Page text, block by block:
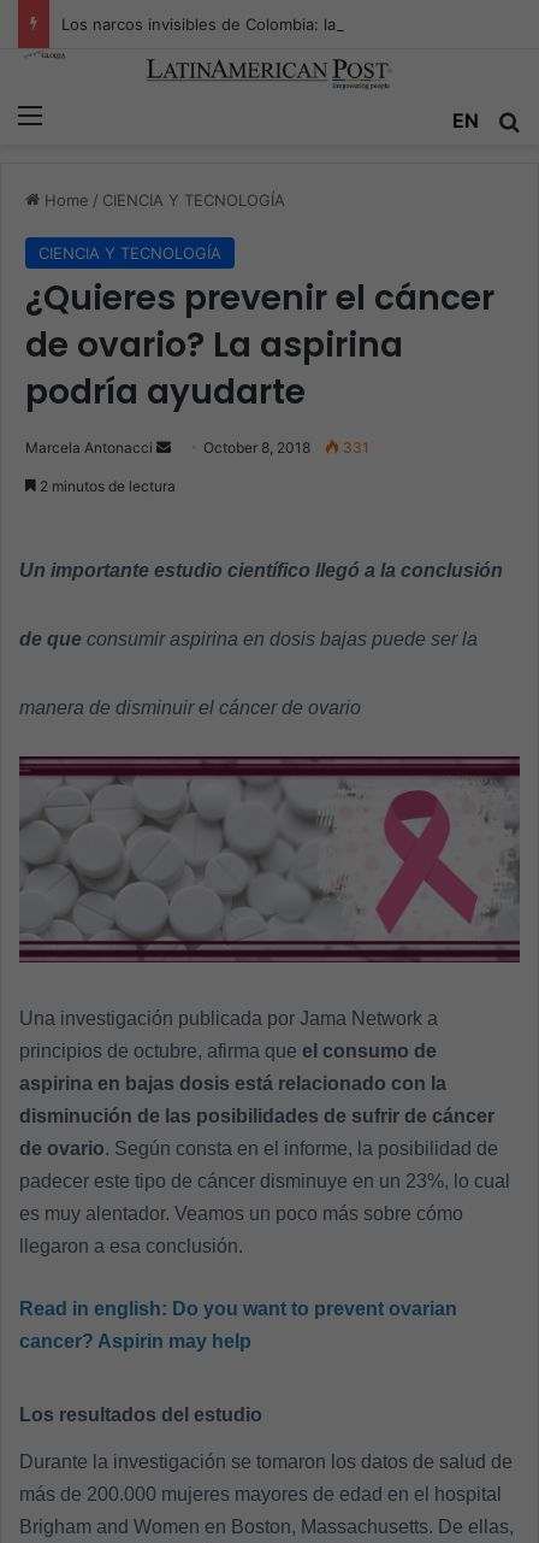
EN
Home / CIENCIA Y TECNOLOGÍA
CIENCIA Y TECNOLOGÍA
¿Quieres prevenir el cáncer
de ovario? La aspirina
podría ayudarte
Marcela Antonacci
a
m
i
October 8, 2018 331
2 minutos de lectura
Un importante estudio científico llegó a la conclusión
de que consumir aspirina en dosis bajas puede ser la
manera de disminuir el cáncer de ovario
Una investigación publicada por Jama Network a
principios de octubre, afirma que el consumo de
aspirina en bajas dosis está relacionado con la
disminución de las posibilidades de sufrir de cáncer
de ovario. Según consta en el informe, la posibilidad de
padecer este tipo de cáncer disminuye en un 23%, lo cual
es muy alentador. Veamos un poco más sobre cómo
llegaron a esa conclusión.
Read in english: Do you want to prevent ovarian
cancer? Aspirin may help
Los resultados del estudio
Durante la investigación se tomaron los datos de salud de
más de 200.000 mujeres mayores de edad en el hospital
Brigham and Women en Boston, Massachusetts. De ellas,